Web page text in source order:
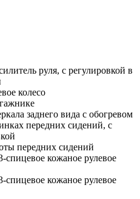
руля, с регулировкой в
колесо
заднего вида с обогревом
передних сидений, с
передних сидений
кожаное рулевое
кожаное рулевое